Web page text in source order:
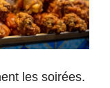
les soirées.